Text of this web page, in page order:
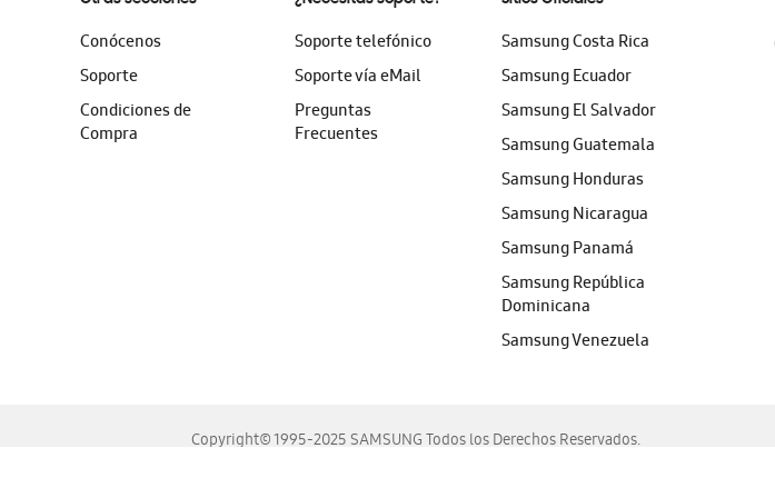
Conócenos
Soporte
Condiciones de
Compra
Soporte telefónico
Soporte vía eMail
Preguntas
Frecuentes
Samsung Costa Rica
Samsung Ecuador
Samsung El Salvador
Samsung Guatemala
Samsung Honduras
Samsung Nicaragua
Samsung Panamá
Samsung República
Dominicana
Samsung Venezuela
Copyright© 1995-2025 SAMSUNG Todos los Derechos Reservados.